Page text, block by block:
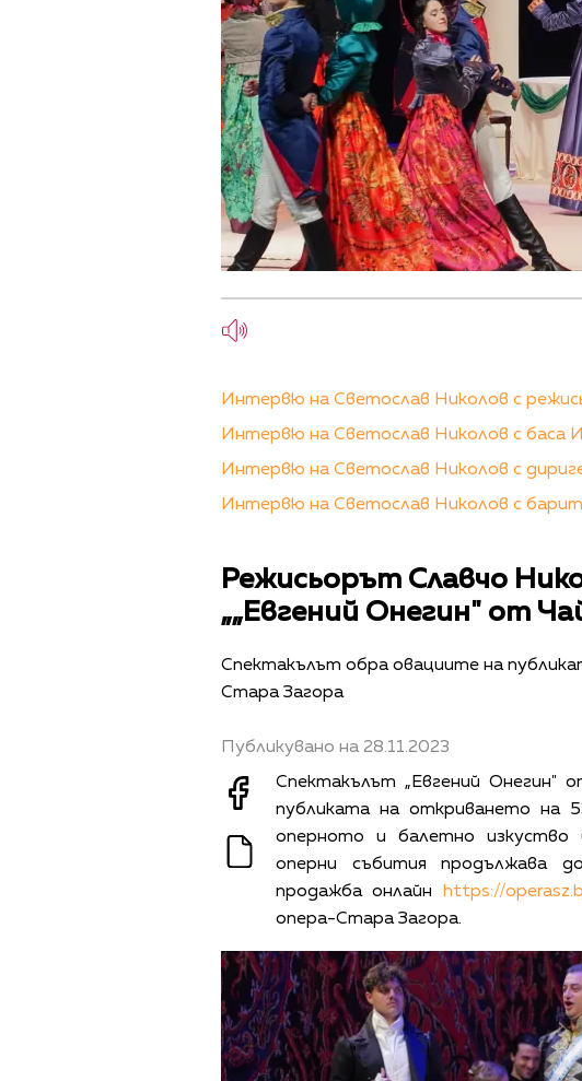
Интервю на Светослав Николов с
Интервю на Светослав Николов с баса
Интервю на Светослав Николов с
Интервю на Светослав Николов с
Режисьорът Славчо
„„Евгений Онегин" от
Спектакълът обра овациите на
Стара Загора
Публикувано на 28.11.2023
Спектакълът „Евгений Онегин"
публиката на откриването на
оперното и балетно
оперни събития продължава
продажба онлайн
https://
опера-Стара Загора.